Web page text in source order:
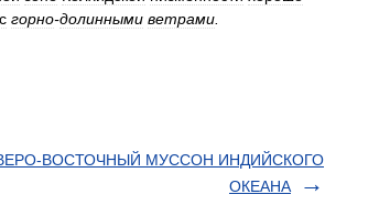
с горно-долинными ветрами
ВОСТОЧНЫЙ МУССОН ИНДИЙСКОГО
ОКЕАНА